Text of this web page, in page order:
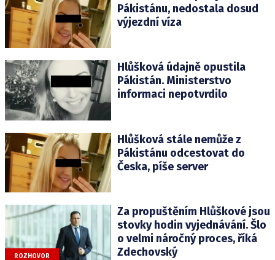
Pákistánu, nedostala dosud
výjezdní víza
Hlůšková údajně opustila
Pákistán. Ministerstvo
informaci nepotvrdilo
Hlůšková stále nemůže z
Pákistánu odcestovat do
Česka, píše server
ROZHOVOR
Za propuštěním Hlůškové jsou
stovky hodin vyjednávání. Šlo
o velmi náročný proces, říká
Zdechovský